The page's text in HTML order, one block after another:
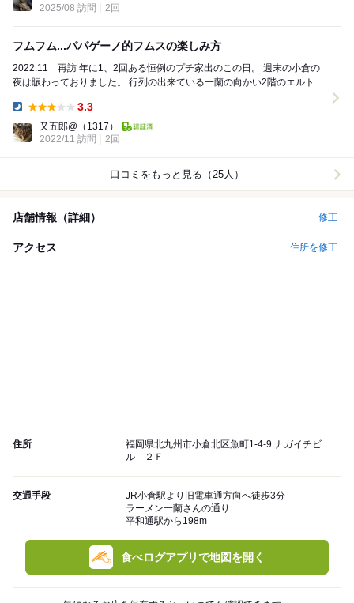
2025/08 訪問
2回
フムフム...パパゲーノ的フムスの楽しみ方
2022.11 再訪 年に1、2回ある恒例のプチ家出のこの日。 週末の小倉の
夜は賑わっておりました。 行列の出来ている一蘭の向かい2階のエルトゥ
3.3
又五郎@ （1317）
2022/11 訪問
2回
口コミをもっと見る（25人）
店舗情報（詳細） 修正
アクセス 住所を修正
住所
福岡県北九州市小倉北区魚町1-4-9 ナガイチビ
ル ２Ｆ
交通手段
JR小倉駅より旧電車通方向へ徒歩3分
ラーメン一蘭さんの通り
平和通駅から198m
食べログアプリで地図を開く